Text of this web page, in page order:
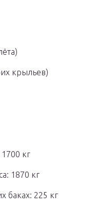
крыльев)
кг
1870 кг
баках: 225 кг